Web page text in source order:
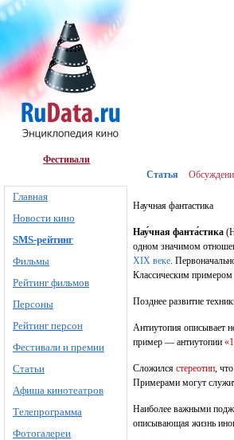
Фестивали
Главная
Новости кино
SMS-рейтинг
Фильмы
Рейтинг фильмов
Персоны
Рейтинг персон
Фестивали и премии
Статьи
Афиша кинотеатров
Телепрограмма
Фотогалереи
Статья
Научная фантастика
Нау́чная фанта́стика
одном значимом
XIX веке.
Классическим примером
Позднее развитие
Антиутопия описывает
пример — антиутопии
Сложился стереотип,
Примерами могут
Наиболее важными
описывающая жизнь